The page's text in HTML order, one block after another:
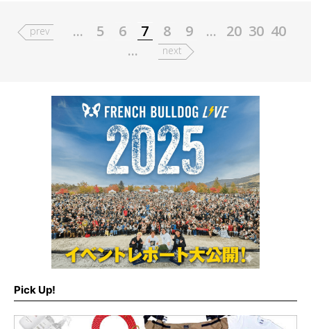
prev ... 5 6 7 8 9 ... 20 30 40
...
next
Pick Up!